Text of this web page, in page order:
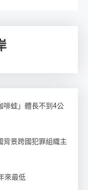
蛙」體長不到4公
背景跨國犯罪組織主
來最低